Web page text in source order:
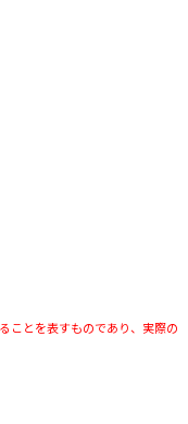
ことを表すものであり、実際の